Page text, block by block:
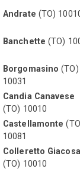
Andrate (TO)
Banchette (TO)
Borgomasino (TO)
10031
Candia Canavese
(TO) 10010
Castellamonte
10081
Colleretto Giacosa
(TO) 10010